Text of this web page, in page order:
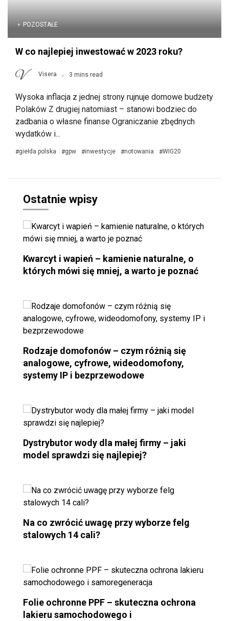
POZOSTAŁE
W co najlepiej inwestować w 2023 roku?
Visera 3 mins read
Wysoka inflacja z jednej strony rujnuje domowe budżety
Polaków Z drugiej natomiast – stanowi bodziec do
zadbania o własne finanse Ograniczanie zbędnych
wydatków i...
#giełda polska #gpw #inwestycje #notowania #WIG20
Ostatnie wpisy
Kwarcyt i wapień – kamienie naturalne, o
których mówi się mniej, a warto je poznać
Rodzaje domofonów – czym różnią się
analogowe, cyfrowe, wideodomofony,
systemy IP i bezprzewodowe
Dystrybutor wody dla małej firmy – jaki
model sprawdzi się najlepiej?
Na co zwrócić uwagę przy wyborze felg
stalowych 14 cali?
Folie ochronne PPF – skuteczna ochrona
lakieru samochodowego i